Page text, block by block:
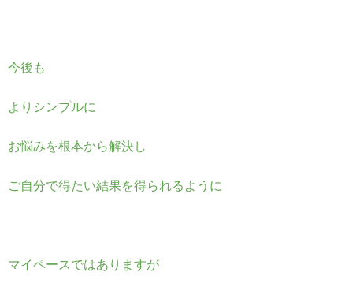
今後も
よりシンプルに
お悩みを根本から解決し
ご自分で得たい結果を得られるように
マイペースではありますが